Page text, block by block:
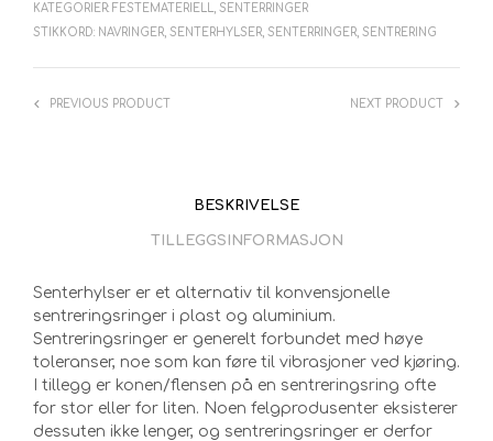
KATEGORIER: FESTEMATERIELL
SENTERRINGER
STIKKORD: NAVRINGER SENTERHYLSER SENTERRINGER SENTRERING
PREVIOUS PRODUCT NEXT PRODUCT
BESKRIVELSE
TILLEGGSINFORMASJON
Senterhylser er et alternativ til konvensjonelle
sentreringsringer i plast og aluminium.
Sentreringsringer er generelt forbundet med høye
toleranser, noe som kan føre til vibrasjoner ved kjøring.
I tillegg er konen/flensen på en sentreringsring ofte
for stor eller for liten. Noen felgprodusenter eksisterer
dessuten ikke lenger, og sentreringsringer er derfor